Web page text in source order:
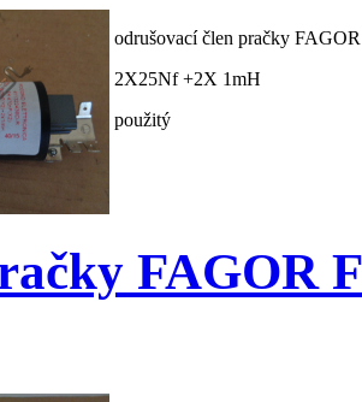
odrušovací člen pračky FAGOR
2X25Nf +2X 1mH
použitý
FAGOR